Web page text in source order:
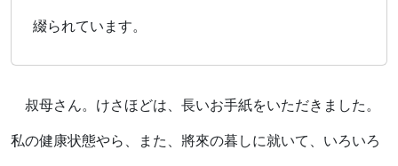
綴られています。
叔母さん。けさほどは、長いお手紙をいただきました。
私の健康状態やら、また、將來の暮しに就いて、いろいろ